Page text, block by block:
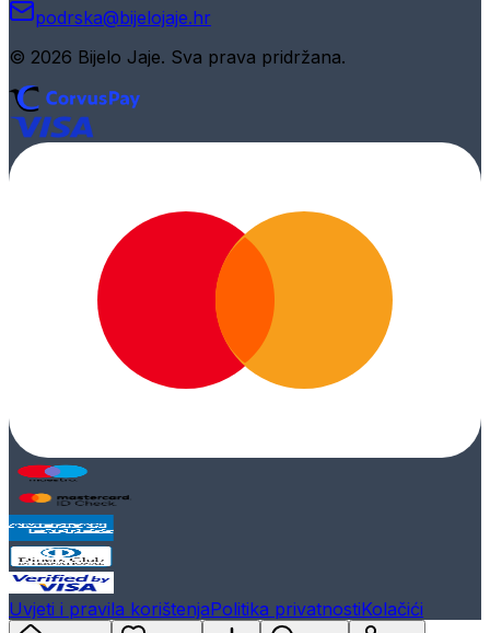
podrska@bijelojaje.hr
© 2026 Bijelo Jaje. Sva prava pridržana.
Uvjeti i pravila korištenjaPolitika privatnostiKolačići